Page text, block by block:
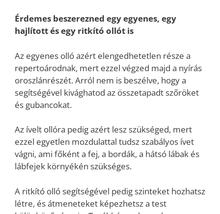
Érdemes beszerezned egy egyenes, egy
hajlított és egy ritkító ollót is
Az egyenes olló azért elengedhetetlen része a
repertoárodnak, mert ezzel végzed majd a nyírás
oroszlánrészét. Arról nem is beszélve, hogy a
segítségével kivághatod az összetapadt szőröket
és gubancokat.
Az ívelt ollóra pedig azért lesz szükséged, mert
ezzel egyetlen mozdulattal tudsz szabályos ívet
vágni, ami főként a fej, a bordák, a hátsó lábak és
lábfejek környékén szükséges.
A ritkító olló segítségével pedig szinteket hozhatsz
létre, és átmeneteket képezhetsz a test